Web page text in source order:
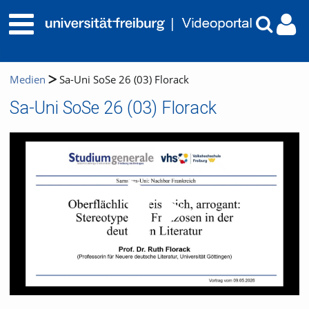
Medien Sa-Uni SoSe 26 (03) Florack
Sa-Uni SoSe 26 (03) Florack